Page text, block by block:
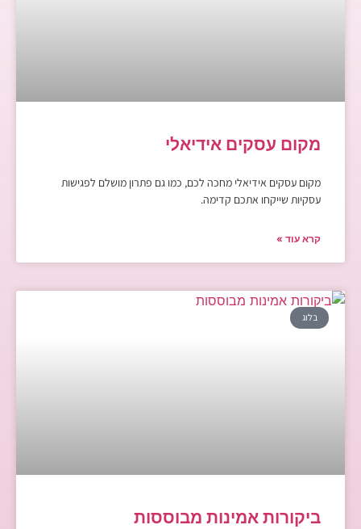
מקום עסקים אידיאלי
מקום עסקים אידיאלי מחכה לכם, כמו גם פתרון מושלם לפגישות
עסקיות שייקחו אתכם קדימה.
קרא עוד »
בלוג
ביקורות אמינות מבוססות